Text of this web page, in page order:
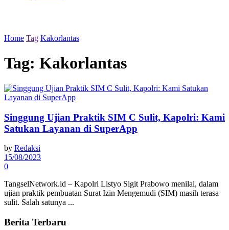
Home Tag Kakorlantas
Tag: Kakorlantas
Singgung Ujian Praktik SIM C Sulit, Kapolri: Kami
Satukan Layanan di SuperApp
by Redaksi
15/08/2023
0
TangselNetwork.id – Kapolri Listyo Sigit Prabowo menilai, dalam
ujian praktik pembuatan Surat Izin Mengemudi (SIM) masih terasa
sulit. Salah satunya ...
Berita Terbaru